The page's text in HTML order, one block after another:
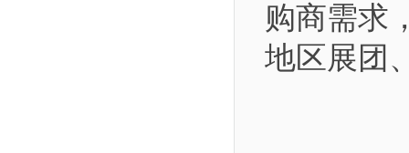
购商需求
地区展团